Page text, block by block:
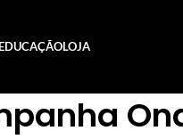
LOJA